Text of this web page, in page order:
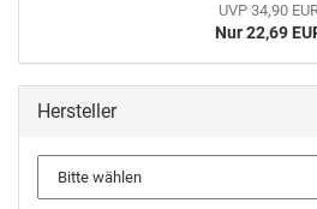
UVP 34,90
Nur 22,69
Hersteller